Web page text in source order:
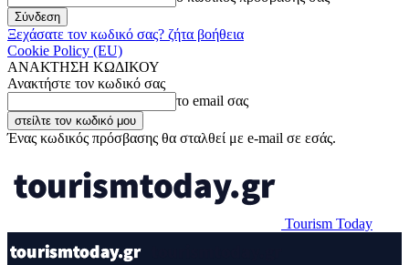
Ξεχάσατε τον κωδικό σας? ζήτα βοήθεια
Cookie Policy (EU)
ΑΝΑΚΤΗΣΗ ΚΩΔΙΚΟΥ
Ανακτήστε τον κωδικό σας
το email σας
Ένας κωδικός πρόσβασης θα σταλθεί με e-mail σε εσάς.
Tourism Today